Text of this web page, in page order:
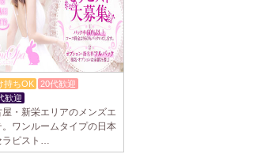
で稼ぎたい！」「もっと
なたを全力でサポートし
ム
で稼ぎたい！」「もっと
たを全力でサポートし
持ちOK
20代歓迎
歓迎
屋・新栄エリアのメンズエ
。ワンルームタイプの日本
ラピスト…